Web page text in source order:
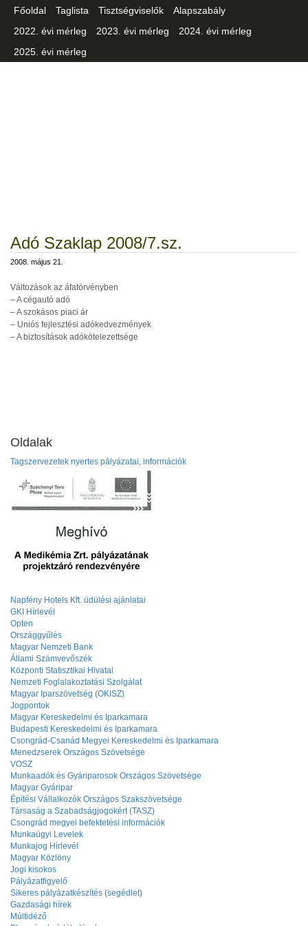
Főoldal Taglista Tisztségviselők
Alapszabály
2022. évi mérleg
2023. évi mérleg
2024. évi mérleg
2025. évi mérleg
Adó Szaklap 2008/7.sz.
2008. május 21.
Változások az áfatörvényben
– A cégautó adó
– A szokásos piaci ár
– Uniós fejlesztési adókedvezmények
– A biztosítások adókötelezettsége
Oldalak
Tagszervezetek nyertes pályázatai, információk
Napfény Hotels Kft. üdülési ajánlatai
GKI Hírlevél
Opten
Országgyűlés
Magyar Nemzeti Bank
Állami Számvevőszék
Központi Statisztikai Hivatal
Nemzeti Foglalakoztatási Szolgálat
Magyar Iparszövetség (OKISZ)
Jogpontok
Magyar Kereskedelmi és Iparkamara
Budapesti Kereskedelmi és Iparkamara
Csongrád-Csanád Megyei Kereskedelmi és Iparkamara
Menedzserek Országos Szövetsége
VOSZ
Munkaadók és Gyáriparosok Országos Szövetsége
Magyar Gyáripar
Építési Vállalkozók Országos Szakszövetsége
Társaság a Szabadságjogokért (TASZ)
Csongrád megyei befektetési információk
Munkaügyi Levelek
Munkajog Hírlevél
Magyar Közlöny
Jogi kisokos
Pályázatfigyelő
Sikeres pályázatkészítés (segédlet)
Gazdasági hírek
Múltidéző